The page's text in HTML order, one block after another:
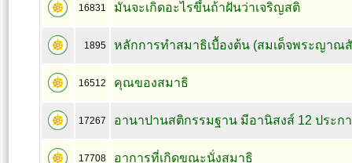
16831 มันจะเกิดอะไรขึ้นถ้าฝันว่าเจริญสติ
1895 หลักการทำสมาธิเบื้องต้น (สมเด็จพระญาณสั
16512 คุณของสมาธิ
17267 อานาปานสติกรรมฐาน มีอานิสงส์ 12 ประก
17708 อาการที่เกิดขณะนั่งสมาธิ